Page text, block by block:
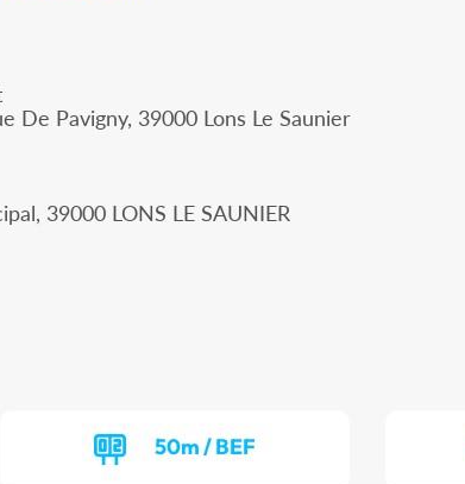
De Pavigny, 39000 Lons Le Saunier
39000 LONS LE SAUNIER
50m / BEF